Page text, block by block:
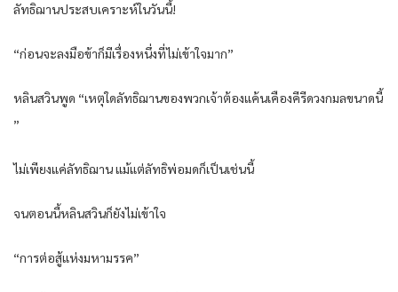
ลัทธิ​ฌาน​ประสบ​เคราะห์​ใน​วันนี้​!
“ก่อน​จะลงมือ​ข้า​ก็​มีเรื่อง​หนึ่ง​ที่​ไม่เข้าใจ​มาก​”
หลิน​สวิน​พูด​ “เหตุใด​ลัทธิ​ฌาน​ของ​พวก​เจ้าต้อง​แค้นเคือง​คีรี​ดวงกมล​ขนาด​นี้​
”
ไม่เพียงแค่​ลัทธิ​ฌาน​ แม้แต่​ลัทธิ​พ่อ​มด​ก็​เป็น​เช่นนี้​
จน​ตอนนี้​หลิน​สวิน​ก็​ยัง​ไม่เข้าใจ​
“การต่อสู้​แห่ง​มหา​มรรค​”